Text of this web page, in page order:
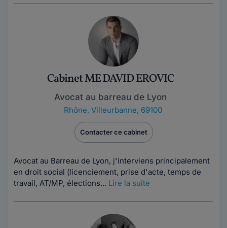
Cabinet ME DAVID EROVIC
Avocat au barreau de Lyon
Rhône, Villeurbanne, 69100
Contacter ce cabinet
Avocat au Barreau de Lyon, j'interviens principalement
en droit social (licenciement, prise d'acte, temps de
travail, AT/MP, élections... Lire la suite